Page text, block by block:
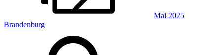
Mai 2025
Brandenburg